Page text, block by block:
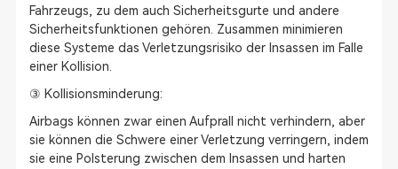
Fahrzeugs, zu dem auch Sicherheitsgurte und andere
Sicherheitsfunktionen gehören. Zusammen minimieren
diese Systeme das Verletzungsrisiko der Insassen im Falle
einer Kollision.
③ Kollisionsminderung:
Airbags können zwar einen Aufprall nicht verhindern, aber
sie können die Schwere einer Verletzung verringern, indem
sie eine Polsterung zwischen dem Insassen und harten